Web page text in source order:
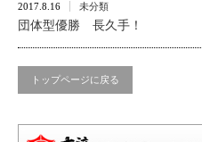
2017.8.16 未分類
団体型優勝 長久手！
トップページに戻る